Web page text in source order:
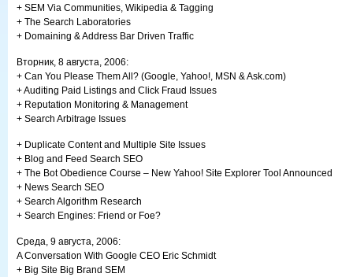
+ SEM Via Communities, Wikipedia & Tagging
+ The Search Laboratories
+ Domaining & Address Bar Driven Traffic
Вторник, 8 августа, 2006:
+ Can You Please Them All? (Google, Yahoo!, MSN & Ask.com)
+ Auditing Paid Listings and Click Fraud Issues
+ Reputation Monitoring & Management
+ Search Arbitrage Issues
+ Duplicate Content and Multiple Site Issues
+ Blog and Feed Search SEO
+ The Bot Obedience Course – New Yahoo! Site Explorer Tool Announced
+ News Search SEO
+ Search Algorithm Research
+ Search Engines: Friend or Foe?
Среда, 9 августа, 2006:
A Conversation With Google CEO Eric Schmidt
+ Big Site Big Brand SEM